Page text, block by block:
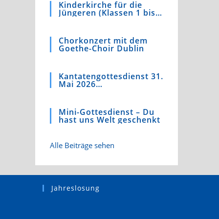
Kinderkirche für die
Jüngeren (Klassen 1 bis
Chorkonzert mit dem
Goethe-Choir Dublin
Kantatengottesdienst 31.
Mai 2026
Mini-Gottesdienst – Du
hast uns Welt geschenkt
Alle Beiträge sehen
Jahreslosung